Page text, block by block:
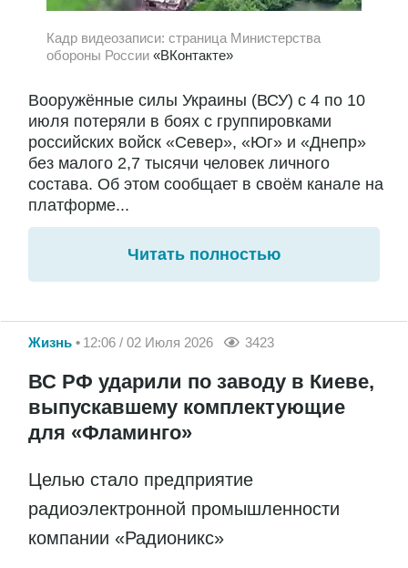
Кадр видеозаписи: страница Министерства
обороны России «ВКонтакте»
Вооружённые силы Украины (ВСУ) с 4 по 10
июля потеряли в боях с группировками
российских войск «Север», «Юг» и «Днепр»
без малого 2,7 тысячи человек личного
состава. Об этом сообщает в своём канале на
платформе...
Читать полностью
Жизнь 12:06 / 02 Июля 2026 3423
ВС РФ ударили по заводу в Киеве,
выпускавшему комплектующие
для «Фламинго»
Целью стало предприятие
радиоэлектронной промышленности
компании «Радионикс»